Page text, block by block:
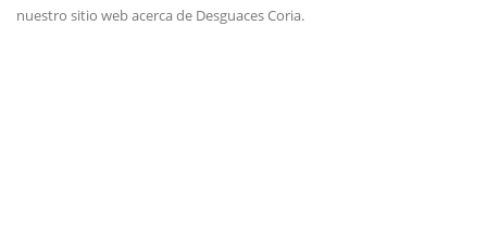
nuestro sitio web acerca de Desguaces Coria.